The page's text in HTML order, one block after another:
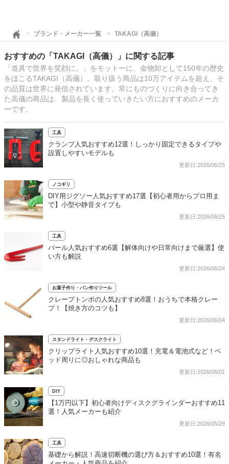
ブランド・メーカー一覧 TAKAGI（高儀）
おすすめの「TAKAGI（高儀）」に関する記事
「道具で世界を笑顔に。」をモットーに、金物卸として150年の歴史
をほこるTAKAGI（高儀）。取り扱う商品は10万アイテムを超え、そ
の品質は世界に発信されています。常にものづくりに向き合ってき
た高儀の商品は、製品を長く使っていきたい方におすすめのメーカ
ーです。
工具
クランプ人気おすすめ12選！しっかり固定できるタイプや
設置しやすいモデルも
更新日:2026/06/25
ノコギリ
DIY用ジグソー人気おすすめ17選【初心者用からプロ用ま
で】小型や静音タイプも
更新日:2026/06/25
工具
バール人気おすすめ6選【解体向けや日常向けまで厳選】使
い方も解説
更新日:2026/06/24
お菓子作り・パン作りツール
クレープトンボの人気おすすめ8選！おうちで本格クレー
プ！【焼き方のコツも】
更新日:2026/06/04
スタンドライト・デスクライト
クリップライト人気おすすめ10選！充電＆電池式など！ベ
ッド周りに◎おしゃれな商品も
更新日:2026/06/01
DIY
【1万円以下】初心者向けディスクグラインダーおすすめ11
選！人気メーカーも紹介
更新日:2026/05/29
工具
基礎から解説！高速切断機の選び方＆おすすめ10選！有名